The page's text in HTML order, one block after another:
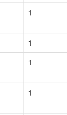
1
1
1
1